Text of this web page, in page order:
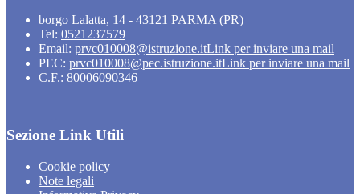
borgo Lalatta, 14 - 43121 PARMA (PR)
Tel: 0521237579
Email: prvc010008@istruzione.itLink per inviare una mail
PEC: prvc010008@pec.istruzione.itLink per inviare una mail
C.F.: 80006090346
Sezione Link Utili
Cookie policy
Note legali